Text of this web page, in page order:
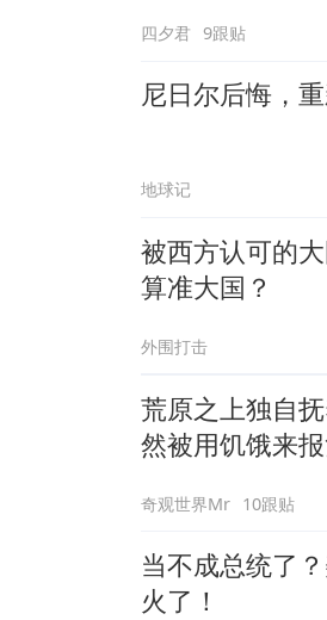
四夕君 9跟贴
尼日尔后悔，
地球记
被西方认可的
算准大国？
外围打击
荒原之上独自
然被用饥饿来
奇观世界Mr 10跟贴
当不成总统了
火了！